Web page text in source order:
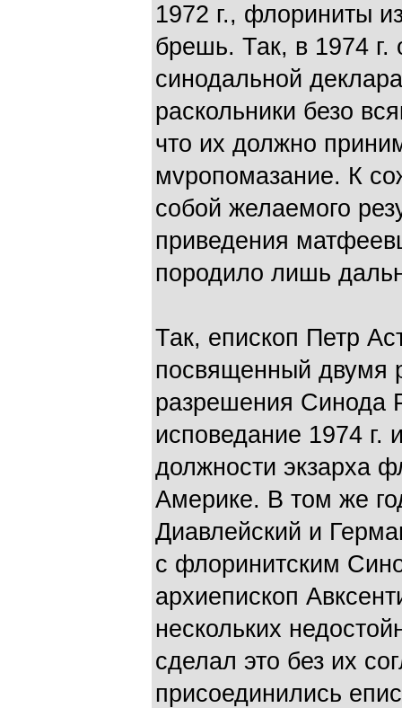
1972 г., флориниты
брешь. Так, в 1974 г.
синодальной
раскольники безо
что их должно
мvропомазание. К
собой желаемого
приведения
породило лишь
Так, епископ Петр
посвященный двумя
разрешения Синода
исповедание 1974
должности экзарха
Америке. В том же
Диавлейский и
с флоринитским
архиепископ
нескольких
сделал это без их
присоединились